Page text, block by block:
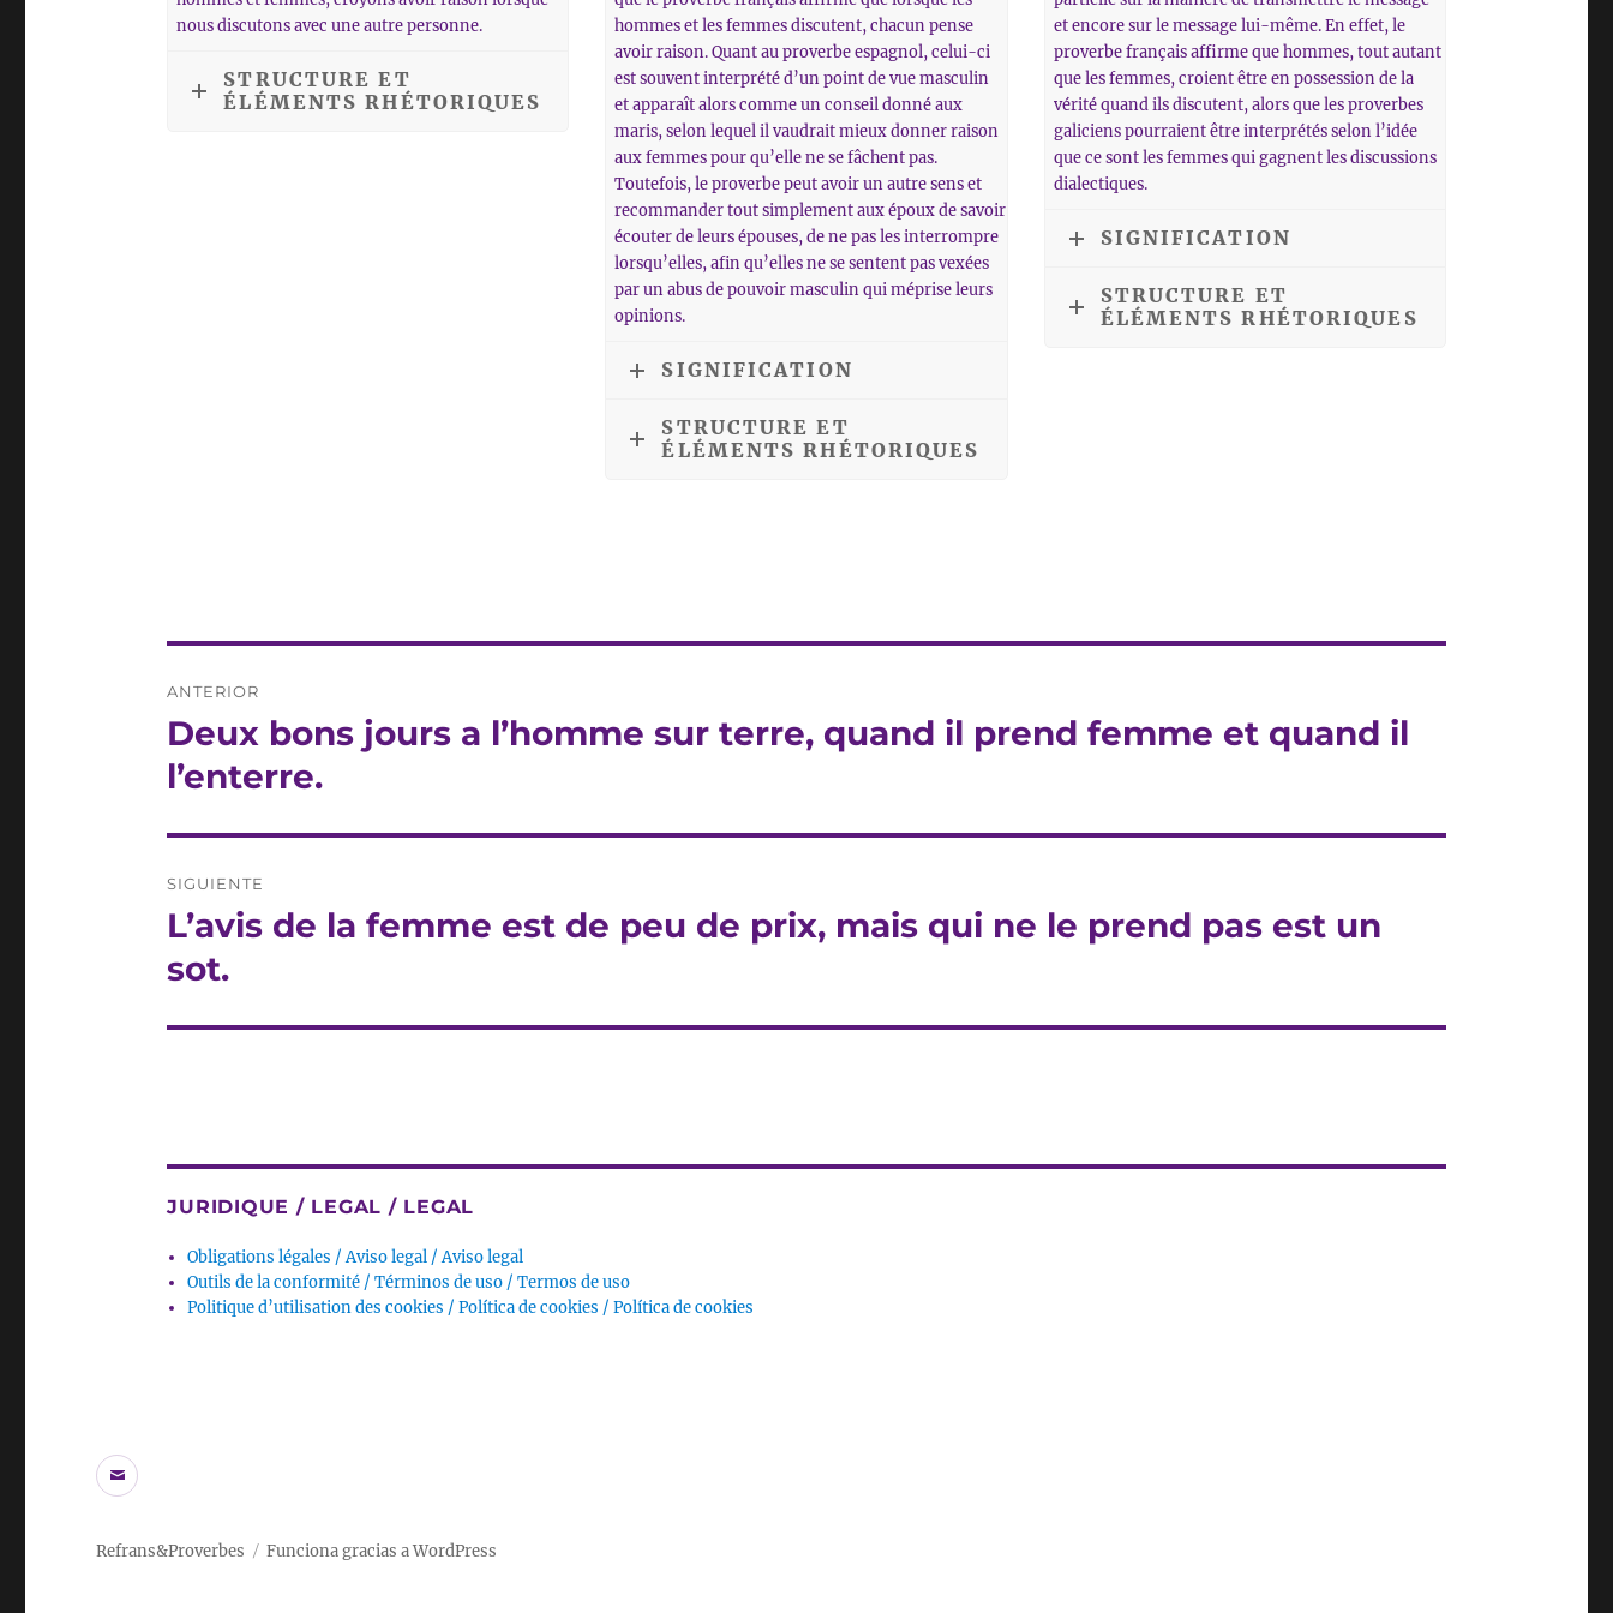
aumentar
disminuir
el
volumen.
nous discutons avec une autre personne.
STRUCTURE ET
ÉLÉMENTS RHÉTORIQUES
hommes et les femmes discutent, chacun pense
avoir raison. Quant au proverbe espagnol, celui-ci
est souvent interprété d’un point de vue masculin
et apparaît alors comme un conseil donné aux
maris, selon lequel il vaudrait mieux donner raison
aux femmes pour qu’elle ne se fâchent pas.
Toutefois, le proverbe peut avoir un autre sens et
recommander tout simplement aux époux de savoir
écouter de leurs épouses, de ne pas les interrompre
lorsqu’elles, afin qu’elles ne se sentent pas vexées
par un abus de pouvoir masculin qui méprise leurs
opinions.
SIGNIFICATION
STRUCTURE ET
ÉLÉMENTS RHÉTORIQUES
et encore sur le message lui-même. En effet, le
proverbe français affirme que hommes, tout autant
que les femmes, croient être en possession de la
vérité quand ils discutent, alors que les proverbes
galiciens pourraient être interprétés selon l’idée
que ce sont les femmes qui gagnent les discussions
dialectiques.
SIGNIFICATION
STRUCTURE ET
ÉLÉMENTS RHÉTORIQUES
de
entradas
ANTERIOR
Entrada
anterior:
Deux bons jours a l’homme sur terre, quand il prend femme et quand il
l’enterre.
SIGUIENTE
Entrada
siguiente:
L’avis de la femme est de peu de prix, mais qui ne le prend pas est un
sot.
JURIDIQUE / LEGAL / LEGAL
Obligations légales / Aviso legal / Aviso legal
Outils de la conformité / Términos de uso / Termos de uso
Politique d’utilisation des cookies / Política de cookies / Política de cookies
Correo
Refrans&Proverbes Funciona gracias a WordPress